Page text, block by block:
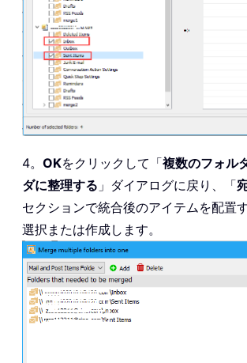
4。 OKをクリックして「複数のフォル
ダに整理する 」ダイアログに戻り、「
セクションで統合後のアイテムを配置
選択または作成します。